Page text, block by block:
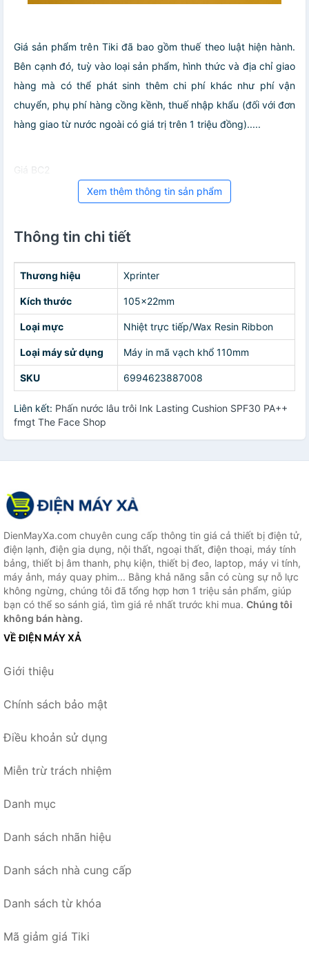
Giá sản phẩm trên Tiki đã bao gồm thuế theo luật hiện hành.
Bên cạnh đó, tuỳ vào loại sản phẩm, hình thức và địa chỉ giao
hàng mà có thể phát sinh thêm chi phí khác như phí vận
chuyển, phụ phí hàng cồng kềnh, thuế nhập khẩu (đối với đơn
hàng giao từ nước ngoài có giá trị trên 1 triệu đồng).....
Giá BC2
Xem thêm thông tin sản phẩm
Thông tin chi tiết
Thương hiệu Xprinter
Kích thước 105x22mm
Loại mực Nhiệt trực tiếp/Wax Resin Ribbon
Loại máy sử dụng Máy in mã vạch khổ 110mm
SKU 6994623887008
Liên kết: Phấn nước lâu trôi Ink Lasting Cushion SPF30 PA++
fmgt The Face Shop
DienMayXa.com chuyên cung cấp thông tin giá cả thiết bị điện tử,
điện lạnh, điện gia dụng, nội thất, ngoại thất, điện thoại, máy tính
bảng, thiết bị âm thanh, phụ kiện, thiết bị đeo, laptop, máy vi tính,
máy ảnh, máy quay phim... Bằng khả năng sẵn có cùng sự nỗ lực
không ngừng, chúng tôi đã tổng hợp hơn 1 triệu sản phẩm, giúp
bạn có thể so sánh giá, tìm giá rẻ nhất trước khi mua. Chúng tôi
không bán hàng.
VỀ ĐIỆN MÁY XẢ
Giới thiệu
Chính sách bảo mật
Điều khoản sử dụng
Miễn trừ trách nhiệm
Danh mục
Danh sách nhãn hiệu
Danh sách nhà cung cấp
Danh sách từ khóa
Mã giảm giá Tiki